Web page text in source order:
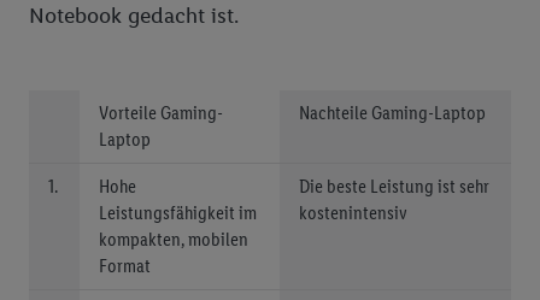
Notebook gedacht ist.
Vorteile Gaming-
Laptop
Nachteile Gaming-Laptop
1.
Hohe
Leistungsfähigkeit im
kompakten, mobilen
Format
Die beste Leistung ist sehr
kostenintensiv